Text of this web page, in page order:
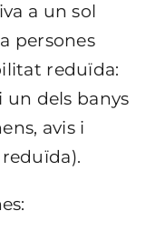
a un sol
persones
reduïda:
un dels banys
avis i